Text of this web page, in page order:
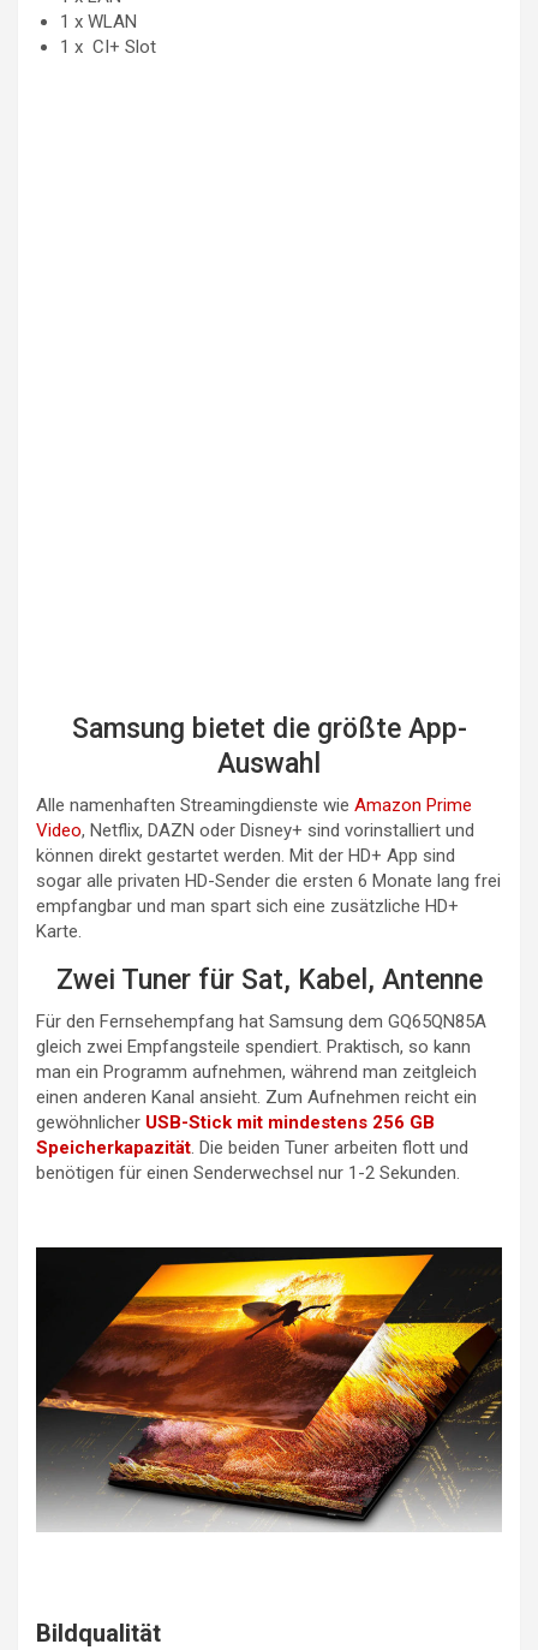
1 x WLAN
1 x CI+ Slot
Samsung bietet die größte App-
Auswahl
Alle namenhaften Streamingdienste wie Amazon Prime
Video, Netflix, DAZN oder Disney+ sind vorinstalliert und
können direkt gestartet werden. Mit der HD+ App sind
sogar alle privaten HD-Sender die ersten 6 Monate lang frei
empfangbar und man spart sich eine zusätzliche HD+
Karte.
Zwei Tuner für Sat, Kabel, Antenne
Für den Fernsehempfang hat Samsung dem GQ65QN85A
gleich zwei Empfangsteile spendiert. Praktisch, so kann
man ein Programm aufnehmen, während man zeitgleich
einen anderen Kanal ansieht. Zum Aufnehmen reicht ein
gewöhnlicher USB-Stick mit mindestens 256 GB
Speicherkapazität. Die beiden Tuner arbeiten flott und
benötigen für einen Senderwechsel nur 1-2 Sekunden.
Bildqualität